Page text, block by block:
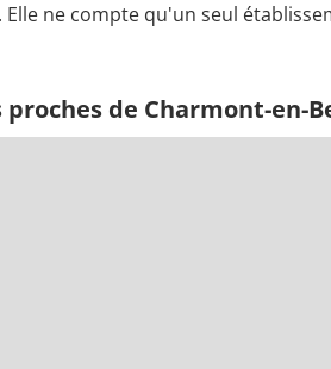
Elle ne compte qu'un seul
de Charmont-en-